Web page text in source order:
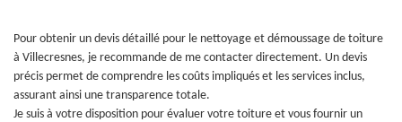
Pour obtenir un devis détaillé pour le nettoyage et démoussage de toiture
à Villecresnes, je recommande de me contacter directement. Un devis
précis permet de comprendre les coûts impliqués et les services inclus,
assurant ainsi une transparence totale.
Je suis à votre disposition pour évaluer votre toiture et vous fournir un